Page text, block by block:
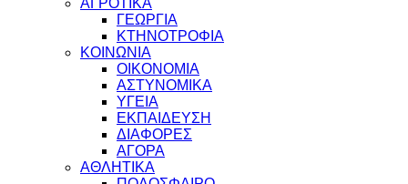
ΑΓΡΟΤΙΚΑ
ΓΕΩΡΓΙΑ
ΚΤΗΝΟΤΡΟΦΙΑ
ΚΟΙΝΩΝΙΑ
ΟΙΚΟΝΟΜΙΑ
ΑΣΤΥΝΟΜΙΚΑ
ΥΓΕΙΑ
ΕΚΠΑΙΔΕΥΣΗ
ΔΙΑΦΟΡΕΣ
ΑΓΟΡΑ
ΑΘΛΗΤΙΚΑ